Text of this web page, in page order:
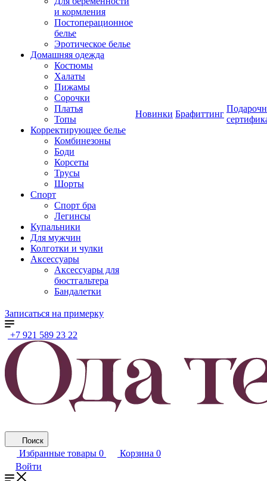
и кормления
Постоперационное
белье
Эротическое белье
Домашняя одежда
Костюмы
Халаты
Пижамы
Сорочки
Платья
Топы
Корректирующее белье
Комбинезоны
Боди
Корсеты
Трусы
Шорты
Спорт
Спорт бра
Легинсы
Купальники
Для мужчин
Колготки и чулки
Аксессуары
Аксессуары для
бюстгальтера
Бандалетки
Новинки Брафиттинг
Записаться на примерку
+7 921 589 23 22
Поиск
Избранные товары 0 Корзина 0
Войти